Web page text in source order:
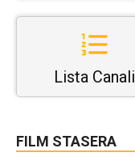
Lista Canali
FILM STASERA